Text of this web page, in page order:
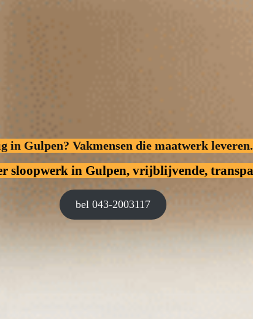
in Gulpen? Vakmensen die maatwerk
sloopwerk in Gulpen, vrijblijvende,
bel 043-2003117